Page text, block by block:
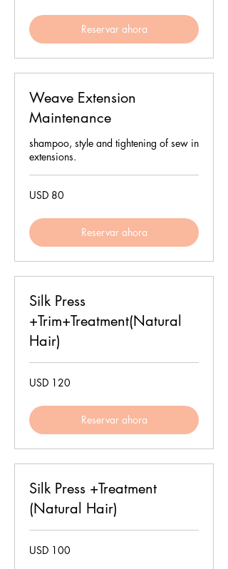
Reservar ahora
Weave Extension
Maintenance
shampoo, style and tightening of sew in
extensions.
80
dólares
USD 80
Reservar ahora
Silk Press
+Trim+Treatment(Natural
Hair)
120
dólares
USD 120
Reservar ahora
Silk Press +Treatment
(Natural Hair)
100
dólares
USD 100